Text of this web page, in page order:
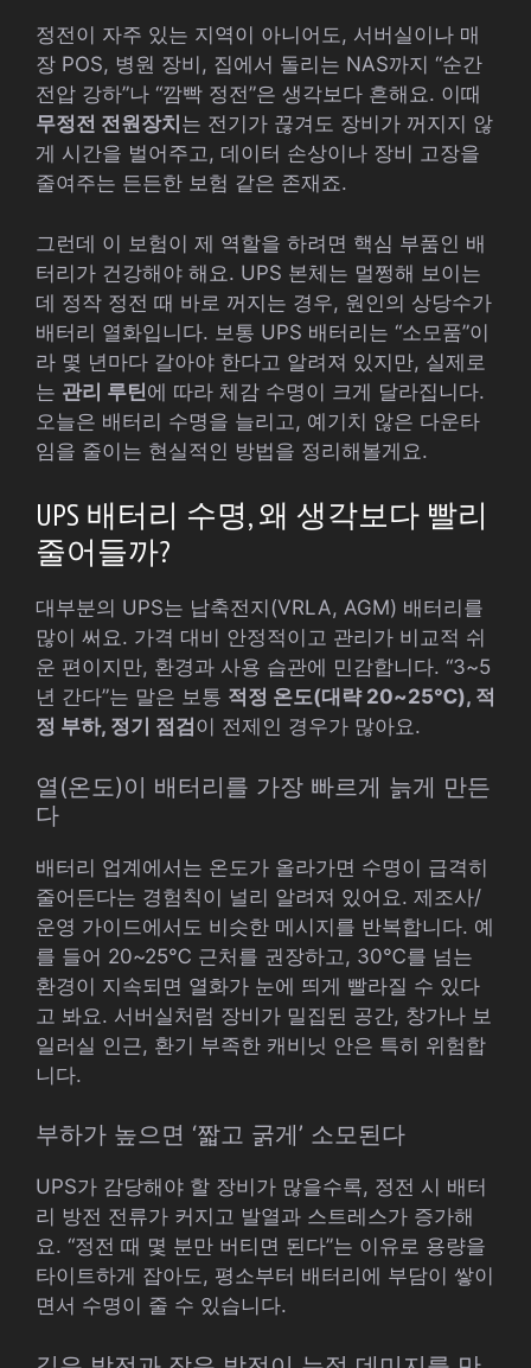
정전이 자주 있는 지역이 아니어도, 서버실이나 매
장 POS, 병원 장비, 집에서 돌리는 NAS까지 “순간
전압 강하”나 “깜빡 정전”은 생각보다 흔해요. 이때
무정전 전원장치 는 전기가 끊겨도 장비가 꺼지지 않
게 시간을 벌어주고, 데이터 손상이나 장비 고장을
줄여주는 든든한 보험 같은 존재죠.
그런데 이 보험이 제 역할을 하려면 핵심 부품인 배
터리가 건강해야 해요. UPS 본체는 멀쩡해 보이는
데 정작 정전 때 바로 꺼지는 경우, 원인의 상당수가
배터리 열화입니다. 보통 UPS 배터리는 “소모품”이
라 몇 년마다 갈아야 한다고 알려져 있지만, 실제로
는 관리 루틴에 따라 체감 수명이 크게 달라집니다.
오늘은 배터리 수명을 늘리고, 예기치 않은 다운타
임을 줄이는 현실적인 방법을 정리해볼게요.
UPS 배터리 수명, 왜 생각보다 빨리
줄어들까?
대부분의 UPS는 납축전지(VRLA, AGM) 배터리를
많이 써요. 가격 대비 안정적이고 관리가 비교적 쉬
운 편이지만, 환경과 사용 습관에 민감합니다. “3~5
년 간다”는 말은 보통 적정 온도(대략 20~25℃), 적
정 부하, 정기 점검 이 전제인 경우가 많아요.
열(온도)이 배터리를 가장 빠르게 늙게 만든
다
배터리 업계에서는 온도가 올라가면 수명이 급격히
줄어든다는 경험칙이 널리 알려져 있어요. 제조사/
운영 가이드에서도 비슷한 메시지를 반복합니다. 예
를 들어 20~25℃ 근처를 권장하고, 30℃를 넘는
환경이 지속되면 열화가 눈에 띄게 빨라질 수 있다
고 봐요. 서버실처럼 장비가 밀집된 공간, 창가나 보
일러실 인근, 환기 부족한 캐비닛 안은 특히 위험합
니다.
부하가 높으면 ‘짧고 굵게’ 소모된다
UPS가 감당해야 할 장비가 많을수록, 정전 시 배터
리 방전 전류가 커지고 발열과 스트레스가 증가해
요. “정전 때 몇 분만 버티면 된다”는 이유로 용량을
타이트하게 잡아도, 평소부터 배터리에 부담이 쌓이
면서 수명이 줄 수 있습니다.